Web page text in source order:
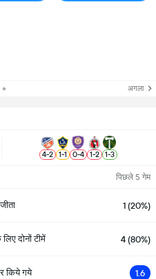
अगला
4-2 1-1 0-4 1-2 1-3
पिछले 5 गेम
1 (20%)
दोनों टीमें 4 (80%)
किये गये 1.6